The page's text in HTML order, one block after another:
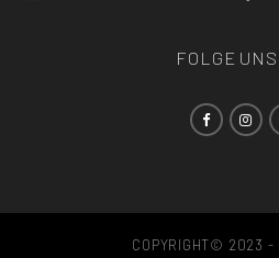
FOLGE
COPYRIGHT© 2023 -